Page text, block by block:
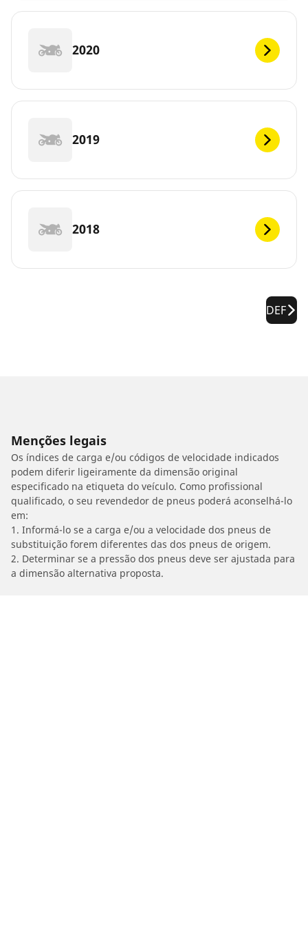
2020
2019
2018
DEF
Menções legais
Os índices de carga e/ou códigos de velocidade indicados
podem diferir ligeiramente da dimensão original
especificado na etiqueta do veículo. Como profissional
qualificado, o seu revendedor de pneus poderá aconselhá-lo
em:
1. Informá-lo se a carga e/ou a velocidade dos pneus de
substituição forem diferentes das dos pneus de origem.
2. Determinar se a pressão dos pneus deve ser ajustada para
a dimensão alternativa proposta.